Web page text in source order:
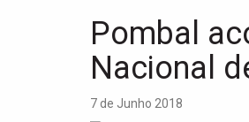
Pombal
Nacional
7 de Junho 2018